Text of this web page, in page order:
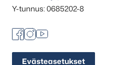
Y-tunnus: 0685202-8
Facebook
Instagram
Youtube
Evästeasetukset